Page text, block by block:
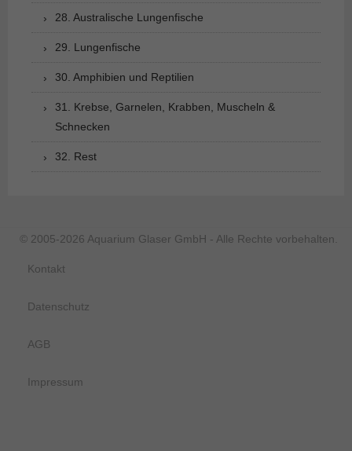
28. Australische Lungenfische
29. Lungenfische
30. Amphibien und Reptilien
31. Krebse, Garnelen, Krabben, Muscheln &
Schnecken
32. Rest
© 2005-2026 Aquarium Glaser GmbH - Alle Rechte vorbehalten.
Kontakt
Datenschutz
AGB
Impressum